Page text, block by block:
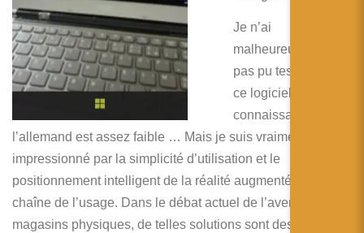
Je n’ai
malheureusement
pas pu tester à fond
ce logiciel car ma
connaissance de
l’allemand est assez faible … Mais je suis vraiment
impressionné par la simplicité d’utilisation et le
positionnement intelligent de la réalité augmentée dans la
chaîne de l’usage. Dans le débat actuel de l’avenir des
magasins physiques, de telles solutions sont des